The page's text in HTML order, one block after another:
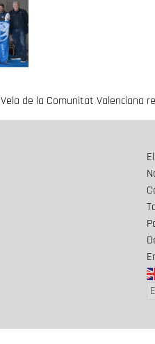
de la Comunitat Valenciana